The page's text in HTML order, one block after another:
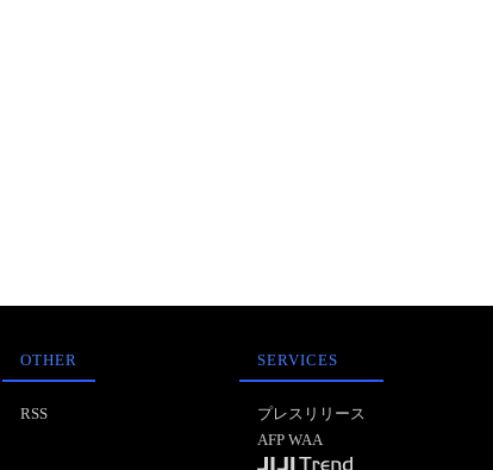
OTHER
RSS
SERVICES
プレスリリース
AFP WAA